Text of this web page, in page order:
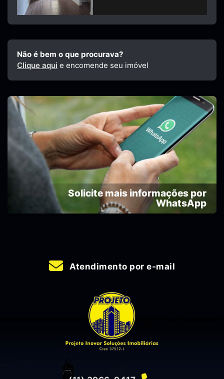
Não é bem o que procurava?
Clique aqui e encomende seu imóvel
Solicite mais informações por
WhatsApp
Atendimento por e-mail